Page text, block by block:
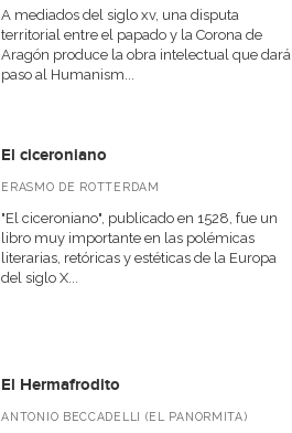
A mediados del siglo xv, una disputa
territorial entre el papado y la Corona de
Aragón produce la obra intelectual que dará
paso al Humanism...
El ciceroniano
ERASMO DE ROTTERDAM
"El ciceroniano", publicado en 1528, fue un
libro muy importante en las polémicas
literarias, retóricas y estéticas de la Europa
del siglo X...
El Hermafrodito
ANTONIO BECCADELLI (EL PANORMITA)